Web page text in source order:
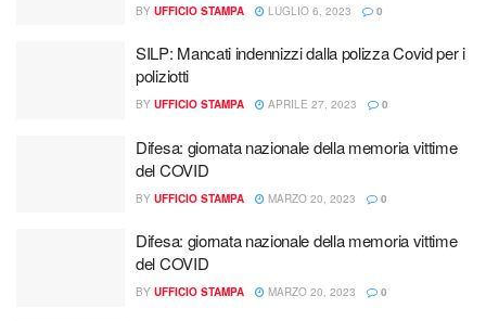
BY UFFICIO STAMPA LUGLIO 6, 2023 0
SILP: Mancati indennizzi dalla polizza Covid per i
poliziotti
BY UFFICIO STAMPA APRILE 27, 2023 0
Difesa: giornata nazionale della memoria vittime
del COVID
BY UFFICIO STAMPA MARZO 20, 2023 0
Difesa: giornata nazionale della memoria vittime
del COVID
BY UFFICIO STAMPA MARZO 20, 2023 0